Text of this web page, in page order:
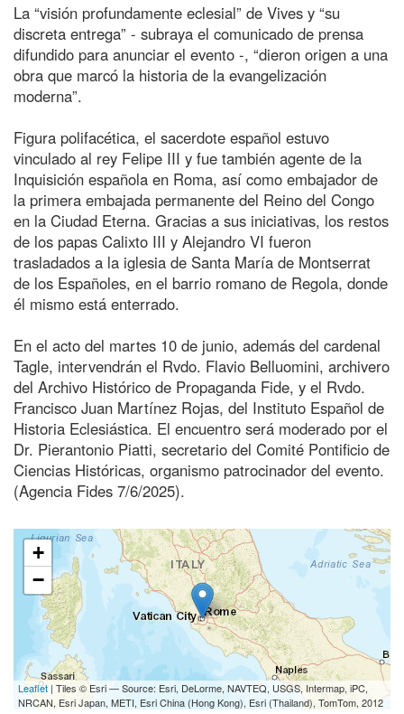
La “visión profundamente eclesial” de Vives y “su
discreta entrega” - subraya el comunicado de prensa
difundido para anunciar el evento -, “dieron origen a una
obra que marcó la historia de la evangelización
moderna”.
Figura polifacética, el sacerdote español estuvo
vinculado al rey Felipe III y fue también agente de la
Inquisición española en Roma, así como embajador de
la primera embajada permanente del Reino del Congo
en la Ciudad Eterna. Gracias a sus iniciativas, los restos
de los papas Calixto III y Alejandro VI fueron
trasladados a la iglesia de Santa María de Montserrat
de los Españoles, en el barrio romano de Regola, donde
él mismo está enterrado.
En el acto del martes 10 de junio, además del cardenal
Tagle, intervendrán el Rvdo. Flavio Belluomini, archivero
del Archivo Histórico de Propaganda Fide, y el Rvdo.
Francisco Juan Martínez Rojas, del Instituto Español de
Historia Eclesiástica. El encuentro será moderado por el
Dr. Pierantonio Piatti, secretario del Comité Pontificio de
Ciencias Históricas, organismo patrocinador del evento.
(Agencia Fides 7/6/2025).
+
−
Leaflet | Tiles © Esri — Source: Esri, DeLorme, NAVTEQ, USGS, Intermap, iPC,
NRCAN, Esri Japan, METI, Esri China (Hong Kong), Esri (Thailand), TomTom, 2012